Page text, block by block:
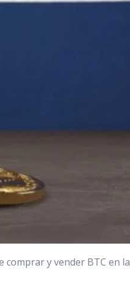
comprar y vender BTC en la